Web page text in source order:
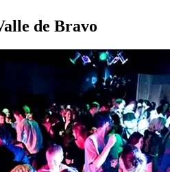
de Bravo